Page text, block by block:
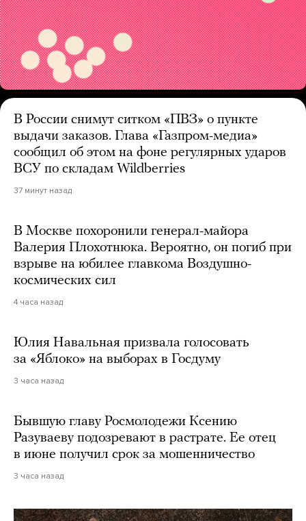
В России снимут ситком «ПВЗ» о пункте
выдачи заказов. Глава «Газпром-медиа»
сообщил об этом на фоне регулярных ударов
ВСУ по складам Wildberries
37 минут назад
В Москве похоронили генерал-майора
Валерия Плохотнюка. Вероятно, он погиб при
взрыве на юбилее главкома Воздушно-
космических сил
4 часа назад
Юлия Навальная призвала голосовать
за «Яблоко» на выборах в Госдуму
3 часа назад
Бывшую главу Росмолодежи Ксению
Разуваеву подозревают в растрате. Ее отец
в июне получил срок за мошенничество
3 часа назад